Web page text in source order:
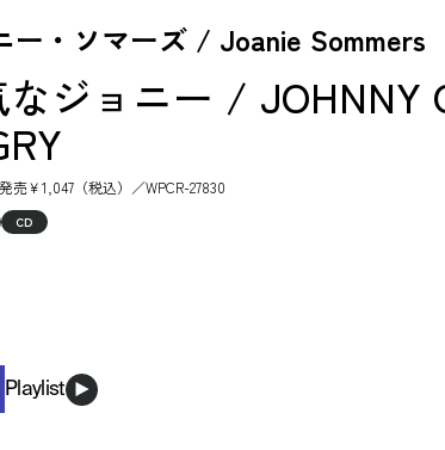
ー・ソマーズ / Joanie Sommers
なジョニー / JOHNNY
売￥1,047（税込）／WPCR-27830
CD
Playlist